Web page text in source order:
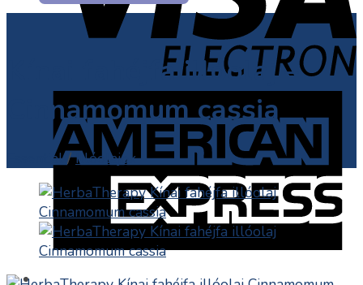
Kínai fahéjfa illóolaj –
Cinnamomum cassia
Essential / Illóolajok